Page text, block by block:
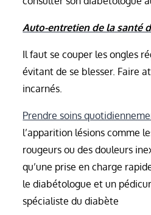
Auto-entretien de la santé
Il faut se couper les ongles
évitant de se blesser. Faire
incarnés.
Prendre soins
l’apparition lésions comme
rougeurs ou des douleurs
qu’une prise en charge
le diabétologue et un
spécialiste du diabète